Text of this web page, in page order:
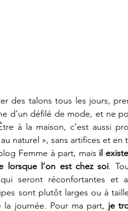
des talons tous les jours,
d’un défilé de mode, et ne
à la maison, c’est aussi
naturel », sans artifices et en
Femme à part, mais il
lorsque l’on est chez soi.
seront réconfortantes et
sont plutôt larges ou à
la journée. Pour ma part, je